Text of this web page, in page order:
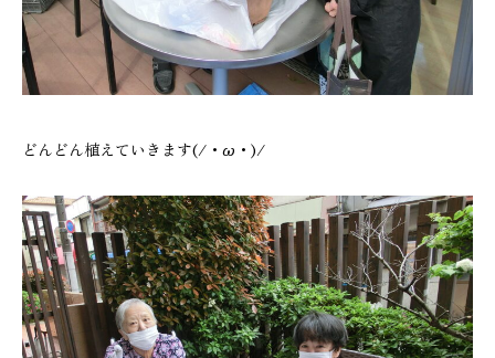
どんどん植えていきます(/・ω・)/